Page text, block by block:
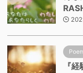
『